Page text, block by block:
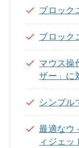
ブロック
ブロック
マウス操
ザー」に
シンプル
最適なウ
ィジェッ